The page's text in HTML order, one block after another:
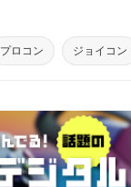
プロコン ジョイコン